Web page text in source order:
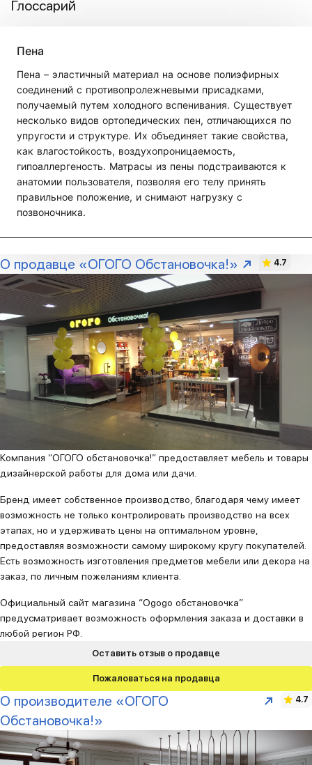
Глоссарий
Пена
Пена – эластичный материал на основе полиэфирных
соединений с противопролежневыми присадками,
получаемый путем холодного вспенивания. Существует
несколько видов ортопедических пен, отличающихся по
упругости и структуре. Их объединяет такие свойства,
как влагостойкость, воздухопроницаемость,
гипоаллергеность. Матрасы из пены подстраиваются к
анатомии пользователя, позволяя его телу принять
правильное положение, и снимают нагрузку с
позвоночника.
О продавце «ОГОГО Обстановочка!» 4.7
Оставить отзыв о продавце
Пожаловаться на продавца
Компания “ОГОГО обстановочка!” предоставляет мебель и товары
дизайнерской работы для дома или дачи.
Бренд имеет собственное производство, благодаря чему имеет
возможность не только контролировать производство на всех
этапах, но и удерживать цены на оптимальном уровне,
предоставляя возможности самому широкому кругу покупателей.
Есть возможность изготовления предметов мебели или декора на
заказ, по личным пожеланиям клиента.
Официальный сайт магазина “Ogogo обстановочка”
предусматривает возможность оформления заказа и доставки в
любой регион РФ.
О производителе «ОГОГО
Обстановочка!»
4.7